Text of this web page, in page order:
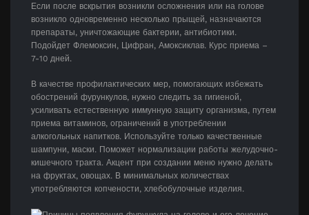
Если после вскрытия возникли осложнения или на голове
возникло одновременно несколько прыщей, назначаются
препараты, уничтожающие бактерии, антибиотики.
Подойдет Флемоксин, Цифран, Амоксиклав. Курс приема –
7-10 дней.
В качестве профилактических мер, помогающих избежать
обострений фурункулов, нужно следить за гигиеной,
усиливать естественную иммунную защиту организма, путем
приема витаминов, ограничений в употреблении
алкогольных напитков. Используйте только качественные
шампуни, маски. Поможет нормализации работы желудочно-
кишечного тракта. Акцент при создании меню нужно делать
на фруктах, овощах. В минимальных количествах
употребляются копчености, хлебобулочные изделия.